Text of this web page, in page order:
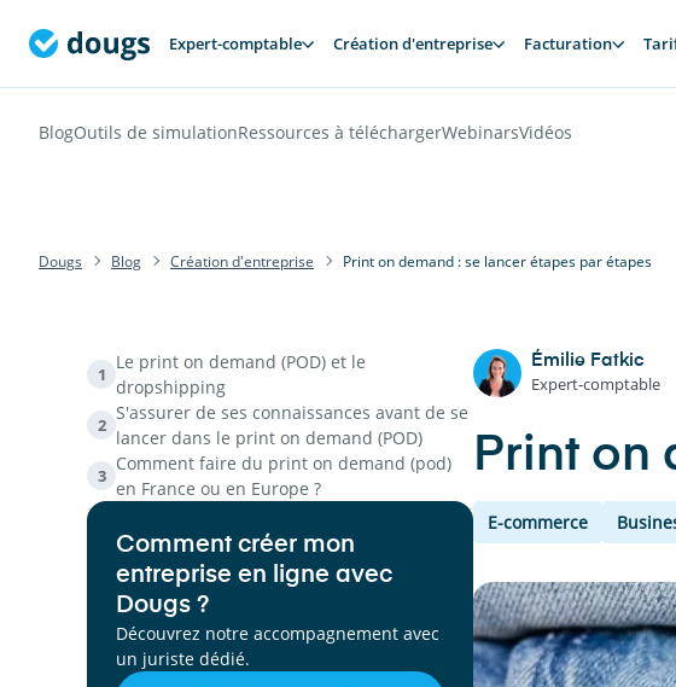
Expert-comptable Création d'entreprise Facturation
BlogOutils de simulationRessources à téléchargerWebinarsVidéos
Dougs Blog Création d'entreprise Print on demand : se lancer étapes par étapes
1
Le print on demand (POD) et le
dropshipping
2
S'assurer de ses connaissances avant de se
lancer dans le print on demand (POD)
3
Comment faire du print on demand (pod)
en France ou en Europe ?
Comment créer mon
entreprise en ligne avec
Dougs ?
Découvrez notre accompagnement avec
un juriste dédié.
Émilie Fatkic
Expert-comptable
Print on
E-commerce